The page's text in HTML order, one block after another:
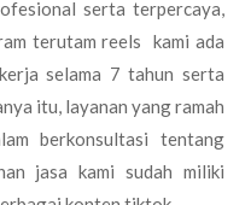
serta terpercaya,
terutam reels kami ada
selama 7 tahun serta
itu, layanan yang ramah
berkonsultasi tentang
jasa kami sudah miliki